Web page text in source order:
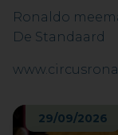
Ronaldo
De Standaard
29/09/2026